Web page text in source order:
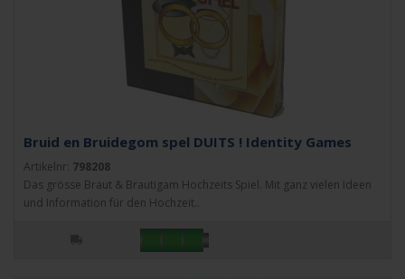
Bruid en Bruidegom spel DUITS ! Identity Games
Artikelnr: 798208
Das grösse Braut & Brautigam Hochzeits Spiel. Mit ganz vielen Ideen
und Information für den Hochzeit..